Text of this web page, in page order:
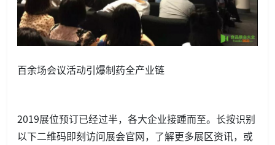
百余场会议活动引爆制药全产业链
2019展位预订已经过半，各大企业接踵而至。长按识别
以下二维码即刻访问展会官网，了解更多展区资讯，或